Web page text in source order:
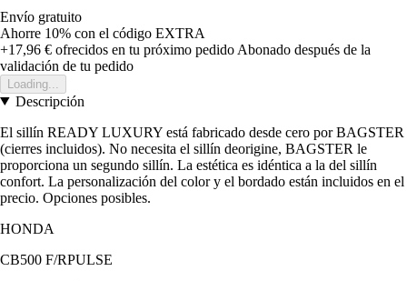
Envío gratuito
Ahorre 10% con el código EXTRA
+17,96 € ofrecidos en tu próximo pedido Abonado después de la
validación de tu pedido
Loading...
Descripción
El sillín READY LUXURY está fabricado desde cero por BAGSTER
(cierres incluidos). No necesita el sillín deorigine, BAGSTER le
proporciona un segundo sillín. La estética es idéntica a la del sillín
confort. La personalización del color y el bordado están incluidos en el
precio. Opciones posibles.
HONDA
CB500 F/RPULSE